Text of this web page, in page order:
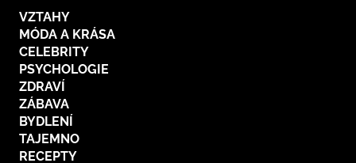
VZTAHY
MÓDA A KRÁSA
CELEBRITY
PSYCHOLOGIE
ZDRAVÍ
ZÁBAVA
BYDLENÍ
TAJEMNO
RECEPTY